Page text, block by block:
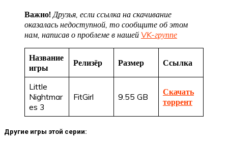
Важно! Друзья, если ссылка на скачивание
оказалась недоступной, то сообщите об этом
нам, написав о проблеме в нашей VK-группе
Название
игры
Релизёр Размер Ссылка
Little
Nightmar
es 3
FitGirl 9.55 GB
Скачать
торрент
Другие игры этой серии: